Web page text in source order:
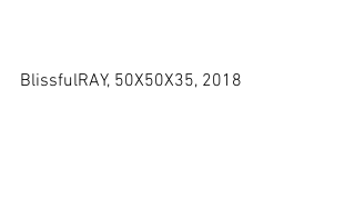
BlissfulRAY, 50X50X35, 2018